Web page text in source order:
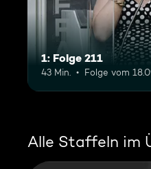
1: Folge 211
43 Min. Folge vom
Alle Staffeln im